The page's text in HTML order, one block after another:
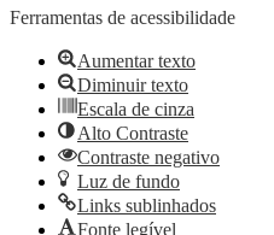
Ferramentas de acessibilidade
Aumentar texto
Diminuir texto
Escala de cinza
Alto Contraste
Contraste negativo
Luz de fundo
Links sublinhados
Fonte legível